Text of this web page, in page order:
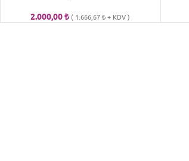
2.000,00₺ ( 1.666,67₺+ KDV )